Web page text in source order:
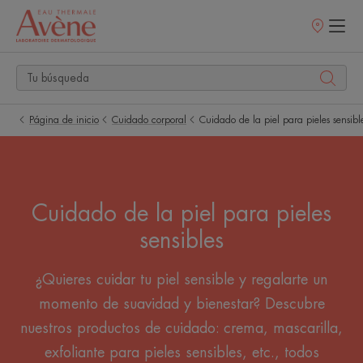
Puntos
Página de inicio Cuidado corporal Cuidado de la piel para pieles
Cuidado de la piel para pieles
sensibles
¿Quieres cuidar tu piel sensible y regalarte un
momento de suavidad y bienestar? Descubre
nuestros productos de cuidado: crema, mascarilla,
exfoliante para pieles sensibles, etc., todos